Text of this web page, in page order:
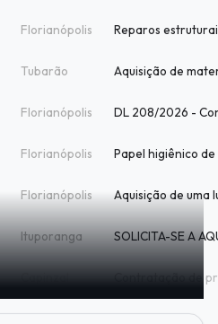
Florianópolis
Tubarão
Florianópolis
Florianópolis
Florianópolis
Ituporanga
Capinzal